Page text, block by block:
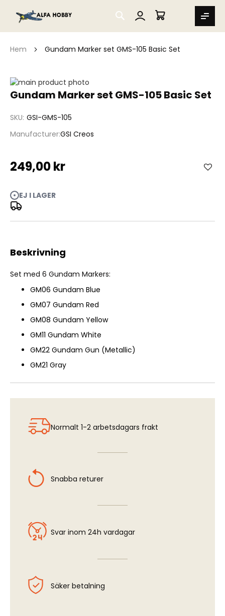
SEARCH
MIN VARUKORG
Hem Gundam Marker set GMS-105 Basic Set
Gundam Marker set GMS-105 Basic Set
SKU GSI-GMS-105
ManufacturerGSI Creos
249,00 kr
EJ I LAGER
Hoppa
till
bildgalleriet
Hoppa
av
bildgalleriet
Beskrivning
Set med 6 Gundam Markers:
GM06 Gundam Blue
GM07 Gundam Red
GM08 Gundam Yellow
GM11 Gundam White
GM22 Gundam Gun (Metallic)
GM21 Gray
Normalt 1-2 arbetsdagars frakt
Snabba returer
Svar inom 24h vardagar
Säker betalning